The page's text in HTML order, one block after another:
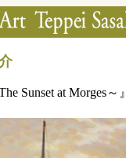
Sunset at Morges～』